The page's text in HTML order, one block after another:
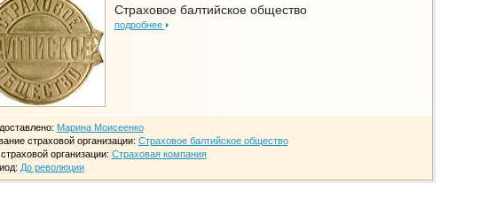
Страховое балтийское общество
подробнее
Марина Моисеенко
страховой организации: Страховое балтийское общество
организации: Страховая компания
До революции